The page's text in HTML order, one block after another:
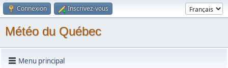
Connexion Inscrivez-vous
Météo du Québec
Menu principal